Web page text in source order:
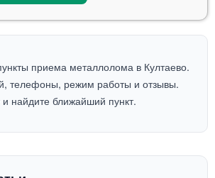
приема металлолома в Култаево.
телефоны, режим работы и отзывы.
и найдите ближайший пункт.